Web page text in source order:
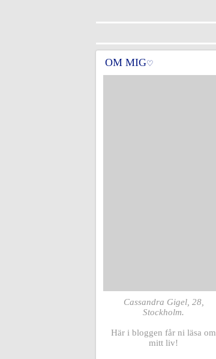
OM MIG♡
Cassandra Gigel, 28,
Stockholm.
Här i bloggen får ni läsa om
mitt liv!